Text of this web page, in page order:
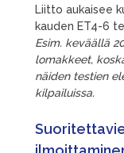
Liitto aukaisee
kauden ET4-6
Esim. keväällä
lomakkeet,
näiden testien
kilpailuissa.